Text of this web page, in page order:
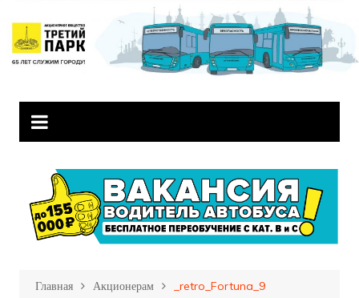
содержимому
Главная Акционерам _retro_Fortuna_9